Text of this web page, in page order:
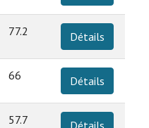
77.2 Détails
66 Détails
57.7 Détails